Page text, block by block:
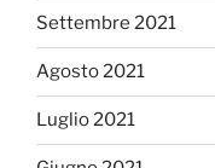
Settembre 2021
Agosto 2021
Luglio 2021